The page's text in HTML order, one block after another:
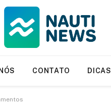
CONTATO DICAS